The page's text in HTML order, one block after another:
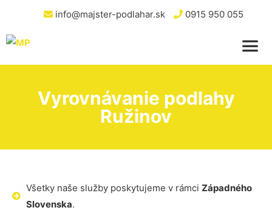
info@majster-podlahar.sk 0915 950 055
Vyrovnávanie podlahy
Ružinov
Všetky naše služby poskytujeme v rámci Západného
Slovenska.